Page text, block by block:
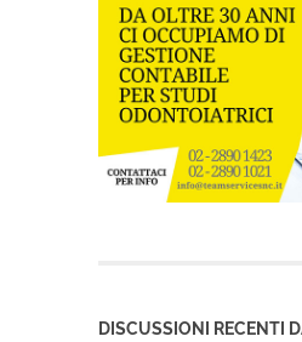
DISCUSSIONI RECENTI